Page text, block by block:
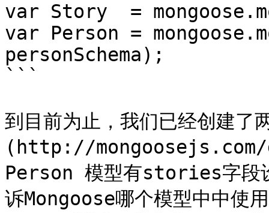
var Story  =
var Person =
personSchema);
```
到目前为止，我们已经创建
(http://mongoosejs.com/
Person 模型有stories字段
诉Mongoose哪个模型中中